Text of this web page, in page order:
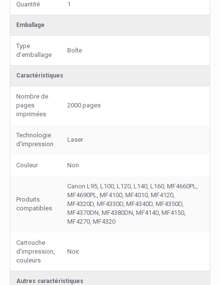
Quantité 1
Emballage
Type
d'emballage
Boîte
Caractéristiques
Nombre de
pages
imprimées
2000 pages
Technologie
d'impression
Laser
Couleur Non
Produits
compatibles
Canon L95, L100, L120, L140, L160, MF4660PL,
MF4690PL, MF4100, MF4010, MF4120,
MF4320D, MF4330D, MF4340D, MF4350D,
MF4370DN, MF4380DN, MF4140, MF4150,
MF4270, MF4320
Cartouche
d'impression,
couleurs
Noir
Autres caractéristiques